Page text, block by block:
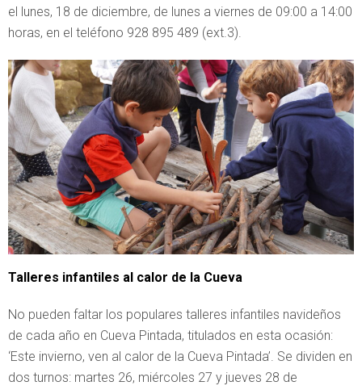
el lunes, 18 de diciembre, de lunes a viernes de 09:00 a 14:00
horas, en el teléfono 928 895 489 (ext.3).
Talleres infantiles al calor de la Cueva
No pueden faltar los populares talleres infantiles navideños
de cada año en Cueva Pintada, titulados en esta ocasión:
‘Este invierno, ven al calor de la Cueva Pintada’. Se dividen en
dos turnos: martes 26, miércoles 27 y jueves 28 de